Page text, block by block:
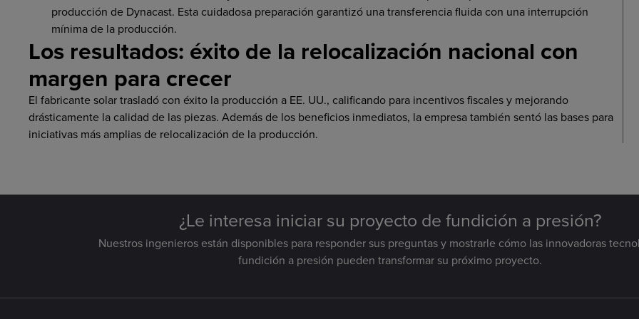
producción de Dynacast. Esta cuidadosa preparación garantizó una transferencia fluida con una interrupción
mínima de la producción.
Los resultados: éxito de la relocalización nacional con
margen para crecer
El fabricante solar trasladó con éxito la producción a EE. UU., calificando para incentivos fiscales y mejorando
drásticamente la calidad de las piezas. Además de los beneficios inmediatos, la empresa también sentó las bases para
iniciativas más amplias de relocalización de la producción.
¿Le interesa iniciar su proyecto de fundición a presión?
Nuestros ingenieros están disponibles para responder sus preguntas y mostrarle cómo las innovadoras
fundición a presión pueden transformar su próximo proyecto.